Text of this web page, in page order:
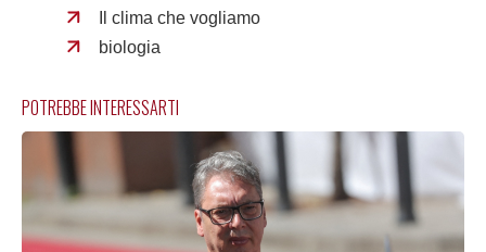
Il clima che vogliamo
biologia
POTREBBE INTERESSARTI